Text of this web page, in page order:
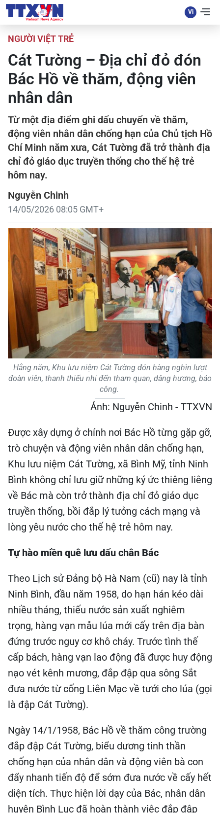
NGƯỜI VIỆT TRẺ
Cát Tường – Địa chỉ đỏ đón
Bác Hồ về thăm, động viên
nhân dân
Từ một địa điểm ghi dấu chuyến về thăm,
động viên nhân dân chống hạn của Chủ tịch Hồ
Chí Minh năm xưa, Cát Tường đã trở thành địa
chỉ đỏ giáo dục truyền thống cho thế hệ trẻ
hôm nay.
Nguyễn Chinh
14/05/2026 08:05 GMT+
Hằng năm, Khu lưu niệm Cát Tường đón hàng nghìn lượt
đoàn viên, thanh thiếu nhi đến tham quan, dâng hương, báo
công.
Ảnh: Nguyễn Chinh - TTXVN
Được xây dựng ở chính nơi Bác Hồ từng gặp gỡ,
trò chuyện và động viên nhân dân chống hạn,
Khu lưu niệm Cát Tường, xã Bình Mỹ, tỉnh Ninh
Bình không chỉ lưu giữ những ký ức thiêng liêng
về Bác mà còn trở thành địa chỉ đỏ giáo dục
truyền thống, bồi đắp lý tưởng cách mạng và
lòng yêu nước cho thế hệ trẻ hôm nay.
Tự hào miền quê lưu dấu chân Bác
Theo Lịch sử Đảng bộ Hà Nam (cũ) nay là tỉnh
Ninh Bình, đầu năm 1958, do hạn hán kéo dài
nhiều tháng, thiếu nước sản xuất nghiêm
trọng, hàng vạn mẫu lúa mới cấy trên địa bàn
đứng trước nguy cơ khô cháy. Trước tình thế
cấp bách, hàng vạn lao động đã được huy động
nạo vét kênh mương, đắp đập qua sông Sắt
đưa nước từ cống Liên Mạc về tưới cho lúa (gọi
là đập Cát Tường).
Ngày 14/1/1958, Bác Hồ về thăm công trường
đắp đập Cát Tường, biểu dương tinh thần
chống hạn của nhân dân và động viên bà con
đẩy nhanh tiến độ để sớm đưa nước về cấy hết
diện tích. Thực hiện lời dạy của Bác, nhân dân
huyện Bình Lục đã hoàn thành việc đắp đập